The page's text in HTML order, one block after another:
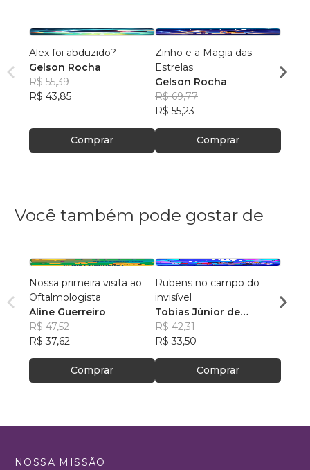
Alex foi abduzido?
Gelson Rocha
R$ 55,39
R$ 43,85
Comprar
Zinho e a Magia das
Estrelas
Gelson Rocha
R$ 69,77
R$ 55,23
Comprar
Você também pode gostar de
Nossa primeira visita ao
Oftalmologista
Aline Guerreiro
R$ 47,52
R$ 37,62
Comprar
Rubens no campo do
invisível
Tobias Júnior de
Campos
R$ 42,31
R$ 33,50
Comprar
R$
NOSSA MISSÃO